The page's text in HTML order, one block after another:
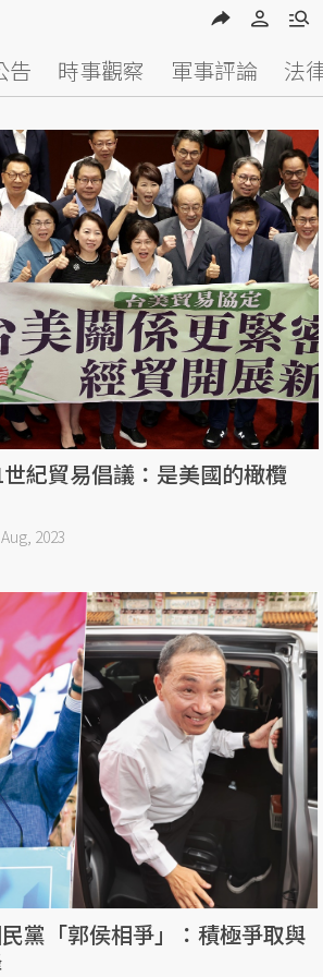
告 時事觀察 軍事評論 法
紀貿易倡議：是美國的橄欖
2023
黨「郭侯相爭」：積極爭取與